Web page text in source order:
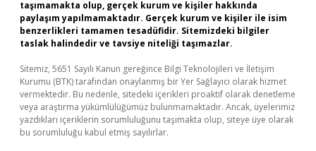
taşımamakta olup, gerçek kurum ve kişiler hakkında
paylaşım yapılmamaktadır. Gerçek kurum ve kişiler ile isim
benzerlikleri tamamen tesadüfidir. Sitemizdeki bilgiler
taslak halindedir ve tavsiye niteliği taşımazlar.
Sitemiz, 5651 Sayılı Kanun gereğince Bilgi Teknolojileri ve İletişim
Kurumu (BTK) tarafından onaylanmış bir Yer Sağlayıcı olarak hizmet
vermektedir. Bu nedenle, sitedeki içerikleri proaktif olarak denetleme
veya araştırma yükümlülüğümüz bulunmamaktadır. Ancak, üyelerimiz
yazdıkları içeriklerin sorumluluğunu taşımakta olup, siteye üye olarak
bu sorumluluğu kabul etmiş sayılırlar.